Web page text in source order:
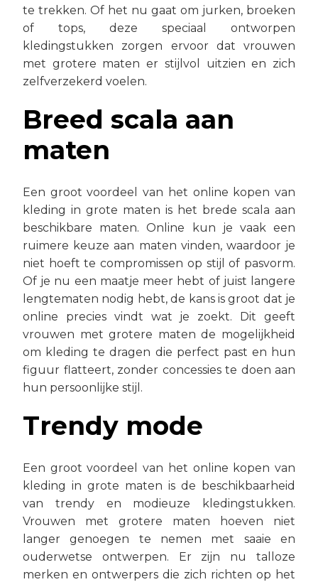
te trekken. Of het nu gaat om jurken, broeken
of tops, deze speciaal ontworpen
kledingstukken zorgen ervoor dat vrouwen
met grotere maten er stijlvol uitzien en zich
zelfverzekerd voelen.
Breed scala aan
maten
Een groot voordeel van het online kopen van
kleding in grote maten is het brede scala aan
beschikbare maten. Online kun je vaak een
ruimere keuze aan maten vinden, waardoor je
niet hoeft te compromissen op stijl of pasvorm.
Of je nu een maatje meer hebt of juist langere
lengtematen nodig hebt, de kans is groot dat je
online precies vindt wat je zoekt. Dit geeft
vrouwen met grotere maten de mogelijkheid
om kleding te dragen die perfect past en hun
figuur flatteert, zonder concessies te doen aan
hun persoonlijke stijl.
Trendy mode
Een groot voordeel van het online kopen van
kleding in grote maten is de beschikbaarheid
van trendy en modieuze kledingstukken.
Vrouwen met grotere maten hoeven niet
langer genoegen te nemen met saaie en
ouderwetse ontwerpen. Er zijn nu talloze
merken en ontwerpers die zich richten op het